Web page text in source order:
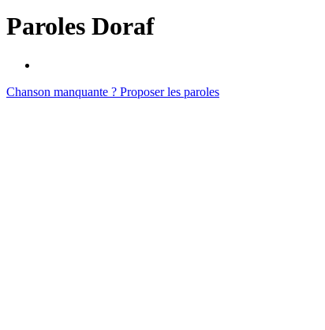
Paroles Doraf
Chanson manquante ? Proposer les paroles